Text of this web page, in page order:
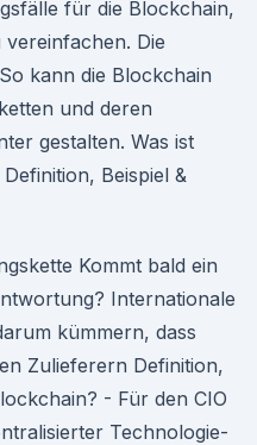
für die Blockchain,
Die
kann die Blockchain
und deren
gestalten. Was ist
Beispiel &
Kommt bald ein
Internationale
kümmern, dass
Zulieferern Definition,
- Für den CIO
Technologie-